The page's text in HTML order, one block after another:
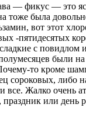
— фикус — это
тоже была
вот этот
-пятидесятых
с
были
то кроме
сороковых, либо
Жалко очень
праздник или